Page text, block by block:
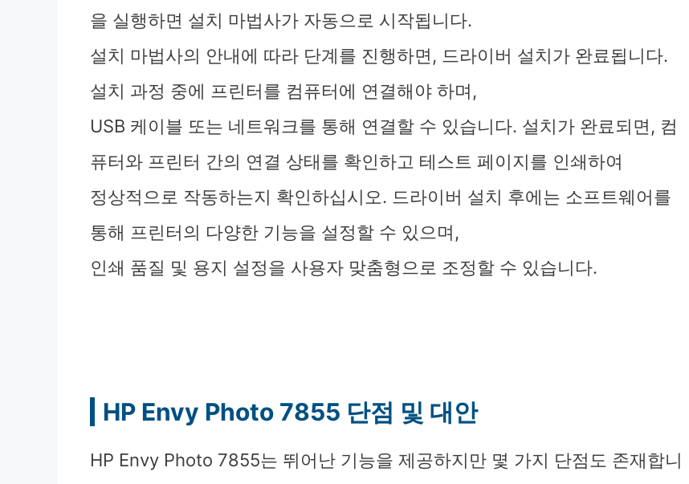
을 실행하면 설치 마법사가 자동으로 시작됩니다.
설치 마법사의 안내에 따라 단계를 진행하면, 드라이버 설치가 완료됩니다.
설치 과정 중에 프린터를 컴퓨터에 연결해야 하며,
USB 케이블 또는 네트워크를 통해 연결할 수 있습니다. 설치가 완료되면, 컴
퓨터와 프린터 간의 연결 상태를 확인하고 테스트 페이지를 인쇄하여
정상적으로 작동하는지 확인하십시오. 드라이버 설치 후에는 소프트웨어를
통해 프린터의 다양한 기능을 설정할 수 있으며,
인쇄 품질 및 용지 설정을 사용자 맞춤형으로 조정할 수 있습니다.
HP Envy Photo 7855 단점 및 대안
HP Envy Photo 7855는 뛰어난 기능을 제공하지만 몇 가지 단점도 존재합니